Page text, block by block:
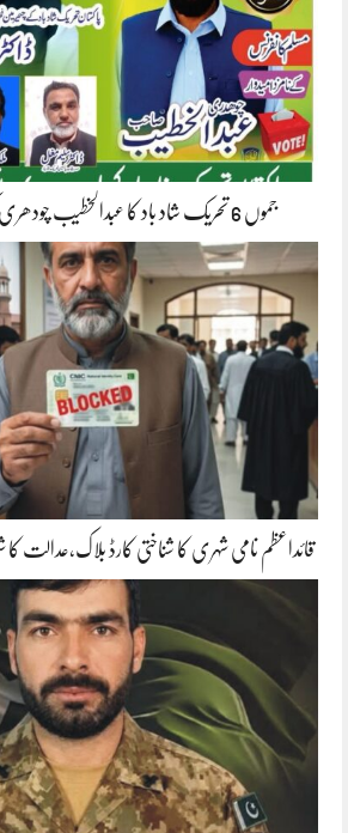
جموں 6 تحریک شاد باد کا عبدالخطیب چودھری کی حمایت کا اعلان
قائداعظم نامی شہری کا شناختی کارڈ بلاک،عدالت